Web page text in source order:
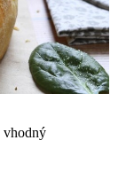
vhodný